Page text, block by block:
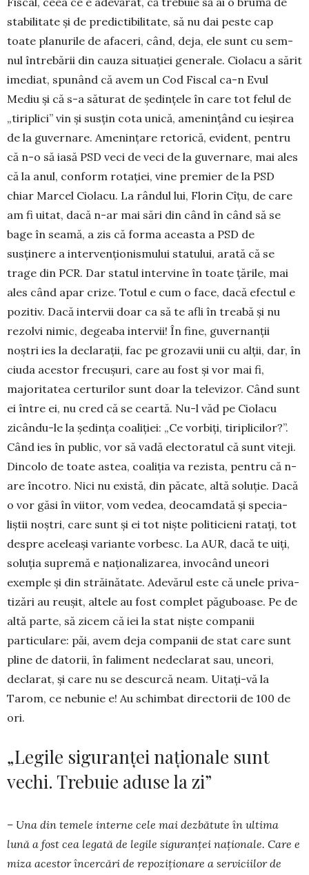
stabilitate și de predictibilitate, să nu dai peste cap
toate planurile de afaceri, când, deja, ele sunt cu sem­
nul întrebării din cauza situației generale. Cio­lacu a sărit
imediat, spunând că avem un Cod Fiscal ca-n Evul
Mediu și că s-a săturat de ședințele în care tot felul de
„tiriplici” vin și susțin cota unică, amenințând cu ieșirea
de la guvernare. Amenințare retorică, evident, pentru
că n-o să iasă PSD veci de veci de la guvernare, mai ales
că la anul, conform rotației, vine premier de la PSD
chiar Marcel Cio­lacu. La rândul lui, Florin Cîțu, de care
am fi uitat, dacă n-ar mai sări din când în când să se
bage în seamă, a zis că forma aceasta a PSD de
susținere a in­tervenționismului statului, arată că se
trage din PCR. Dar statul intervine în toate țările, mai
ales când apar crize. Totul e cum o face, dacă efectul e
pozitiv. Dacă intervii doar ca să te afli în treabă și nu
rezolvi nimic, degeaba intervii! În fine, guver­nanții
noștri ies la declarații, fac pe grozavii unii cu alții, dar, în
ciuda acestor frecușuri, care au fost și vor mai fi,
majoritatea certurilor sunt doar la televizor. Când sunt
ei între ei, nu cred că se ceartă. Nu-l văd pe Ciolacu
zicându-le la ședința coaliției: „Ce vorbiți, tiriplicilor?”.
Când ies în public, vor să vadă electoratul că sunt viteji.
Dincolo de toate astea, coaliția va rezista, pentru că n-
are încotro. Nici nu există, din păcate, altă soluție. Dacă
o vor găsi în viitor, vom vedea, deocamdată și specia­
liștii noștri, care sunt și ei tot niște politicieni ratați, tot
des­pre ace­leași variante vorbesc. La AUR, dacă te uiți,
so­lu­ția supremă e naționalizarea, invocând uneori
exem­ple și din străinătate. Adevărul este că unele priva­
tizări au reușit, altele au fost complet pă­gu­boase. Pe de
altă parte, să zicem că iei la stat niș­te companii
particulare: păi, avem deja companii de stat care sunt
pline de datorii, în faliment nede­clarat sau, uneori,
declarat, și care nu se descurcă neam. Ui­tați-vă la
Tarom, ce nebunie e! Au schim­bat di­rec­torii de 100 de
ori.
„Legile siguranței naționale sunt
vechi. Trebuie aduse la zi”
– Una din temele interne cele mai dezbătute în ultima
lună a fost cea legată de legile siguranței na­ționale. Care e
miza acestor încercări de repo­ziționare a serviciilor de